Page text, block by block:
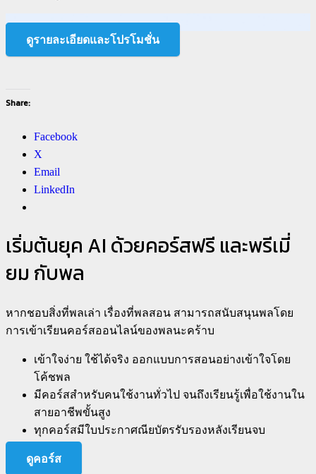
ดูรายละเอียดและโปรโมชั่น
Share:
Facebook
X
Email
LinkedIn
เริ่มต้นยุค AI ด้วยคอร์สฟรี และพรีเมี่
ยม กับพล
หากชอบสิ่งที่พลเล่า เรื่องที่พลสอน สามารถสนับสนุนพลโดย
การเข้าเรียนคอร์สออนไลน์ของพลนะคร้าบ
เข้าใจง่าย ใช้ได้จริง ออกแบบการสอนอย่างเข้าใจโดย
โค้ชพล
มีคอร์สสำหรับคนใช้งานทั่วไป จนถึงเรียนรู้เพื่อใช้งานใน
สายอาชีพขั้นสูง
ทุกคอร์สมีใบประกาศณียบัตรรับรองหลังเรียนจบ
ดูคอร์ส